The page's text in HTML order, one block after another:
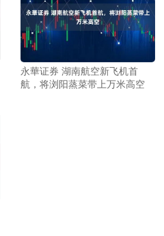
永華证券 湖南航空新飞机首
航，将浏阳蒸菜带上万米高空